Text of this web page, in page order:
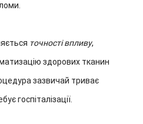
точності впливу,
здорових тканин
зазвичай триває
госпіталізації.